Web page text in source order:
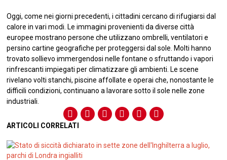
Oggi, come nei giorni precedenti, i cittadini cercano di rifugiarsi dal
calore in vari modi. Le immagini provenienti da diverse città
europee mostrano persone che utilizzano ombrelli, ventilatori e
persino cartine geografiche per proteggersi dal sole. Molti hanno
trovato sollievo immergendosi nelle fontane o sfruttando i vapori
rinfrescanti impiegati per climatizzare gli ambienti. Le scene
rivelano volti stanchi, piscine affollate e operai che, nonostante le
difficili condizioni, continuano a lavorare sotto il sole nelle zone
industriali.
ARTICOLI CORRELATI